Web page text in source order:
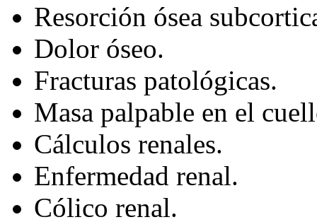
Resorción ósea
Dolor óseo.
Fracturas patológicas.
Masa palpable en el
Cálculos renales.
Enfermedad renal.
Cólico renal.